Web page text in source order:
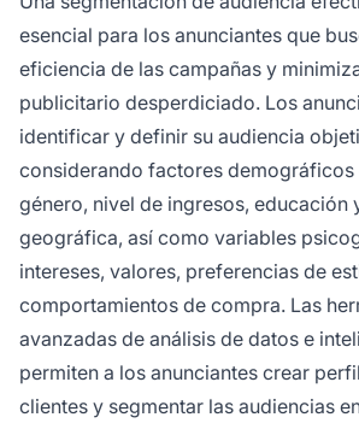
esencial para los anunciantes que
eficiencia de las campañas y
publicitario desperdiciado. Los
identificar y definir su audiencia
considerando factores demográficos
género, nivel de ingresos, educación
geográfica, así como variables
intereses, valores, preferencias de
comportamientos de compra. Las
avanzadas de análisis de datos e
permiten a los anunciantes crear
clientes y segmentar las audiencias